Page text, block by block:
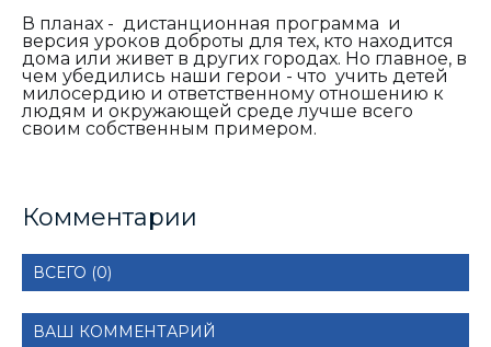
В планах - дистанционная программа и
версия уроков доброты для тех, кто находится
дома или живет в других городах. Но главное, в
чем убедились наши герои - что учить детей
милосердию и ответственному отношению к
людям и окружающей среде лучше всего
своим собственным примером.
Комментарии
ВСЕГО (0)
ВАШ КОММЕНТАРИЙ